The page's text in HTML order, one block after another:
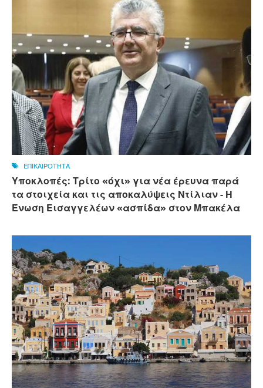
ΕΠΙΚΑΙΡΟΤΗΤΑ
Υποκλοπές: Τρίτο «όχι» για νέα έρευνα παρά
τα στοιχεία και τις αποκαλύψεις Ντίλιαν - Η
Ένωση Εισαγγελέων «ασπίδα» στον Μπακέλα